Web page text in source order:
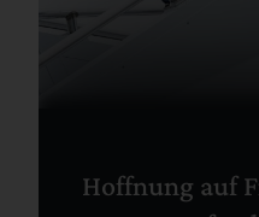
Hoffnung auf